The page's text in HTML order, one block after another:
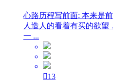
心路历程写前面: 本来是
人造人的看着有买的欲
一 ...
13